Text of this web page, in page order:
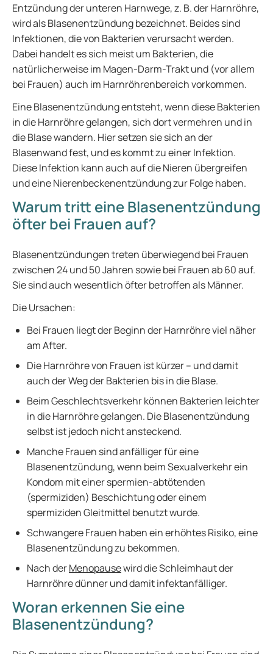
Entzündung der unteren Harnwege, z. B. der Harnröhre,
wird als Blasenentzündung bezeichnet. Beides sind
Infektionen, die von Bakterien verursacht werden.
Dabei handelt es sich meist um Bakterien, die
natürlicherweise im Magen-Darm-Trakt und (vor allem
bei Frauen) auch im Harnröhrenbereich vorkommen.
Eine Blasenentzündung entsteht, wenn diese Bakterien
in die Harnröhre gelangen, sich dort vermehren und in
die Blase wandern. Hier setzen sie sich an der
Blasenwand fest, und es kommt zu einer Infektion.
Diese Infektion kann auch auf die Nieren übergreifen
und eine Nierenbeckenentzündung zur Folge haben.
Warum tritt eine Blasenentzündung
öfter bei Frauen auf?
Blasenentzündungen treten überwiegend bei Frauen
zwischen 24 und 50 Jahren sowie bei Frauen ab 60 auf.
Sie sind auch wesentlich öfter betroffen als Männer.
Die Ursachen:
Bei Frauen liegt der Beginn der Harnröhre viel näher
am After.
Die Harnröhre von Frauen ist kürzer – und damit
auch der Weg der Bakterien bis in die Blase.
Beim Geschlechtsverkehr können Bakterien leichter
in die Harnröhre gelangen. Die Blasenentzündung
selbst ist jedoch nicht ansteckend.
Manche Frauen sind anfälliger für eine
Blasenentzündung, wenn beim Sexualverkehr ein
Kondom mit einer spermien-abtötenden
(spermiziden) Beschichtung oder einem
spermiziden Gleitmittel benutzt wurde.
Schwangere Frauen haben ein erhöhtes Risiko, eine
Blasenentzündung zu bekommen.
Nach derMenopausewird die Schleimhaut der
Harnröhre dünner und damit infektanfälliger.
Woran erkennen Sie eine
Blasenentzündung?